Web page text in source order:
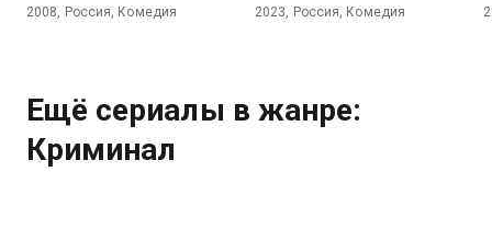
2008, Россия, Комедия 2023, Россия, Комедия
Ещё сериалы в жанре:
Криминал